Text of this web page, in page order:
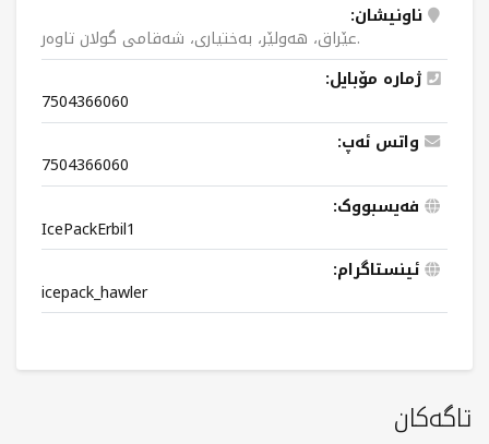
ناونیشان:
عێراق، هەولێر، بەختیاری، شەقامی گولان تاوەر.
ژمارە مۆبایل:
7504366060
واتس ئەپ:
7504366060
فەیسبووک:
IcePackErbil1
ئینستاگرام:
icepack_hawler
تاگەکان